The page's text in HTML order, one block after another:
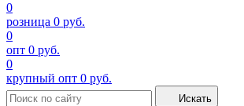
0
розница 0 руб.
0
опт 0 руб.
0
крупный опт 0 руб.
Искать